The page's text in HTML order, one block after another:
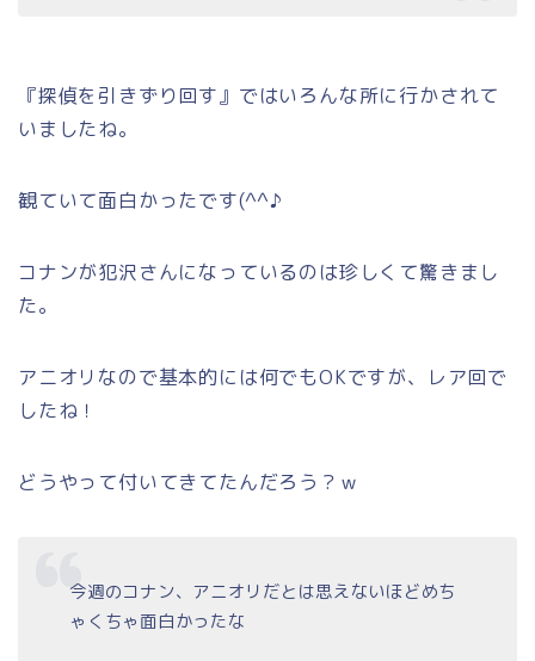
『探偵を引きずり回す』ではいろんな所に行かされて
いましたね。
観ていて面白かったです(^^♪
コナンが犯沢さんになっているのは珍しくて驚きまし
た。
アニオリなので基本的には何でもOKですが、レア回で
したね！
どうやって付いてきてたんだろう？ｗ
今週のコナン、アニオリだとは思えないほどめち
ゃくちゃ面白かったな